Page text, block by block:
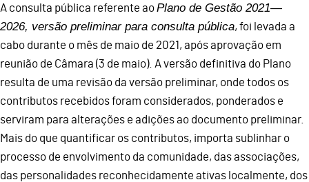
A consulta pública referente aoPlano de Gestão 2021—
2026, versão preliminar para consulta pública, foi levada a
cabo durante o mês de maio de 2021, após aprovação em
reunião de Câmara (3 de maio). A versão definitiva do Plano
resulta de uma revisão da versão preliminar, onde todos os
contributos recebidos foram considerados, ponderados e
serviram para alterações e adições ao documento preliminar.
Mais do que quantificar os contributos, importa sublinhar o
processo de envolvimento da comunidade, das associações,
das personalidades reconhecidamente ativas localmente, dos